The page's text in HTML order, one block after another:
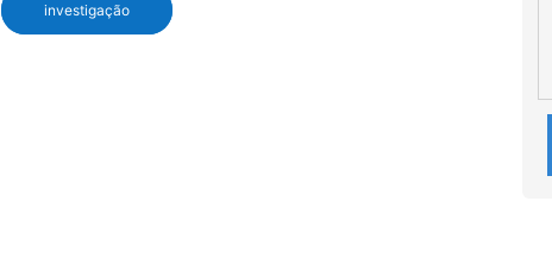
investigação